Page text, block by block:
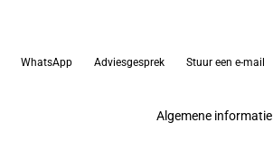
WhatsApp Adviesgesprek Stuur een e-mail
Algemene informatie